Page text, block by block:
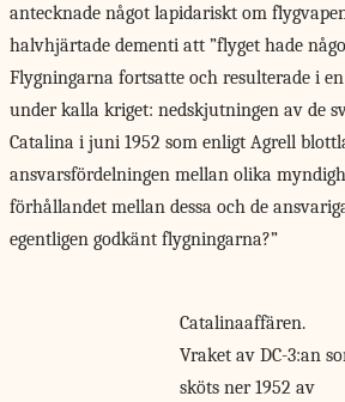
antecknade något lapidariskt om
halvhjärtade dementi att ”flyget hade
Flygningarna fortsatte och resulterade i
under kalla kriget: nedskjutningen av de
Catalina i juni 1952 som enligt Agrell
ansvarsfördelningen mellan olika
förhållandet mellan dessa och de
egentligen godkänt flygningarna?”
Catalinaaffären.
Vraket av DC-3:an
sköts ner 1952 av